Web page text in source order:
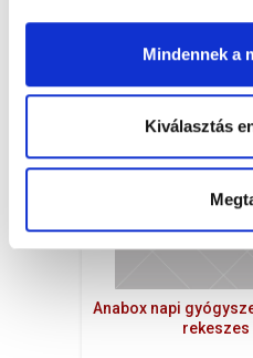
Mindennek a
Kiválasztás
Anabox napi
rekeszes